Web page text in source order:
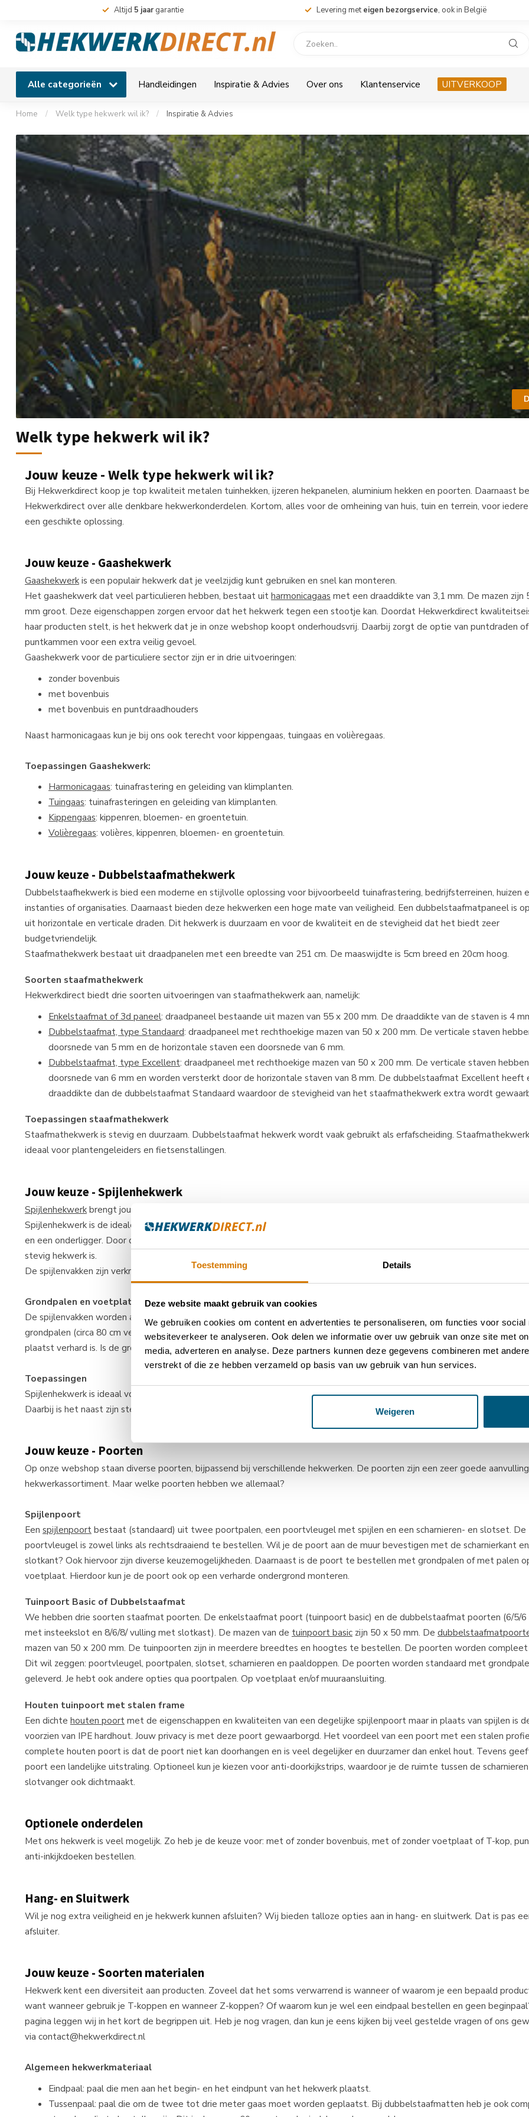
Toestemming Details
Deze website maakt gebruik van cookies
We gebruiken cookies om content en advertenties te personaliseren, om functies voor social
websiteverkeer te analyseren. Ook delen we informatie over uw gebruik van onze site met
media, adverteren en analyse. Deze partners kunnen deze gegevens combineren met
verstrekt of die ze hebben verzameld op basis van uw gebruik van hun services.
Weigeren
Altijd 5 jaargarantie Levering met eigen bezorgservice, ook in België
Alle categorieën Handleidingen Inspiratie & Advies Over ons Klantenservice UITVERKOOP
Home / Welk type hekwerk wil ik? / Inspiratie & Advies
Welk type hekwerk wil ik?
Jouw keuze - Welk type hekwerk wil ik?
Bij Hekwerkdirect koop je top kwaliteit metalen tuinhekken, ijzeren hekpanelen, aluminium hekken en poorten. Daarnaast
Hekwerkdirect over alle denkbare hekwerkonderdelen. Kortom, alles voor de omheining van huis, tuin en terrein, voor
een geschikte oplossing.
Jouw keuze - Gaashekwerk
Gaashekwerkis een populair hekwerk dat je veelzijdig kunt gebruiken en snel kan monteren.
Het gaashekwerk dat veel particulieren hebben, bestaat uitharmonicagaas met een draaddikte van 3,1 mm. De mazen zijn
mm groot. Deze eigenschappen zorgen ervoor dat het hekwerk tegen een stootje kan. Doordat Hekwerkdirect
haar producten stelt, is het hekwerk dat je in onze webshop koopt onderhoudsvrij. Daarbij zorgt de optie van puntdraden of
puntkammen voor een extra veilig gevoel.
Gaashekwerk voor de particuliere sector zijn er in drie uitvoeringen:
zonder bovenbuis
met bovenbuis
met bovenbuis en puntdraadhouders
Naast harmonicagaas kun je bij ons ook terecht voor kippengaas, tuingaas en volièregaas.
Toepassingen Gaashekwerk:
Harmonicagaas: tuinafrastering en geleiding van klimplanten.
Tuingaas: tuinafrasteringen en geleiding van klimplanten.
Kippengaas: kippenren, bloemen- en groentetuin.
Volièregaas: volières, kippenren, bloemen- en groentetuin.
Jouw keuze - Dubbelstaafmathekwerk
Dubbelstaafhekwerk is bied een moderne en stijlvolle oplossing voor bijvoorbeeld tuinafrastering, bedrijfsterreinen, huizen
instanties of organisaties. Daarnaast bieden deze hekwerken een hoge mate van veiligheid. Een dubbelstaafmatpaneel is
uit horizontale en verticale draden. Dit hekwerk is duurzaam en voor de kwaliteit en de stevigheid dat het biedt zeer
budgetvriendelijk.
Staafmathekwerk bestaat uit draadpanelen met een breedte van 251 cm. De maaswijdte is 5cm breed en 20cm hoog.
Soorten staafmathekwerk
Hekwerkdirect biedt drie soorten uitvoeringen van staafmathekwerk aan, namelijk:
Enkelstaafmat of 3d paneel: draadpaneel bestaande uit mazen van 55 x 200 mm. De draaddikte van de staven is 4
Dubbelstaafmat, type Standaard: draadpaneel met rechthoekige mazen van 50 x 200 mm. De verticale staven
doorsnede van 5 mm en de horizontale staven een doorsnede van 6 mm.
Dubbelstaafmat, type Excellent: draadpaneel met rechthoekige mazen van 50 x 200 mm. De verticale staven
doorsnede van 6 mm en worden versterkt door de horizontale staven van 8 mm. De dubbelstaafmat Excellent heeft
draaddikte dan de dubbelstaafmat Standaard waardoor de stevigheid van het staafmathekwerk extra wordt
Toepassingen staafmathekwerk
Staafmathekwerk is stevig en duurzaam. Dubbelstaafmat hekwerk wordt vaak gebruikt als erfafscheiding.
ideaal voor plantengeleiders en fietsenstallingen.
Jouw keuze - Spijlenhekwerk
Spijlenhekwerkbrengt jou veiligheid, privacy en elegantie.
Spijlenhekwerk is de ideale oplossing als je een elegant hekwerk met veel stevigheid wilt. De spijlen zijn verstevigd met
en een onderligger. Door de dikte van de spijlen, de boven- en de onderligger kan Hekwerkdirect je garanderen dat het een
stevig hekwerk is.
De spijlenvakken zijn verkrijgbaar in diverse hoogtes en kleuren (verzinkt en gecoat). De breedte van onze spijlenvakken
Grondpalen en voetplaten
De spijlenvakken worden aan de bijbehorende spijlenpalen bevestigd. De spijlenpalen zijn 60 x 60 mm Je hebt de keuze
grondpalen (circa 80 cm verlengd) of palen op voetplaat. Voetplaten kun je gebruiken wanneer de grond waarop je het
plaatst verhard is. Is de grond onverhard ofwel natuurlijk, dan kun je gebruik maken van palen zonder voetplaten.
Toepassingen
Spijlenhekwerk is ideaal voor de afrastering van jouw tuin, zwembad en vijver. Maar ook voor fietsenstallingen en
Daarbij is het naast zijn stevigheid erg veilig, vooral voor kinderen.
Jouw keuze - Poorten
Op onze webshop staan diverse poorten, bijpassend bij verschillende hekwerken. De poorten zijn een zeer goede
hekwerkassortiment. Maar welke poorten hebben we allemaal?
Spijlenpoort
Een spijlenpoortbestaat (standaard) uit twee poortpalen, een poortvleugel met spijlen en een scharnieren- en slotset. De
poortvleugel is zowel links als rechtsdraaiend te bestellen. Wil je de poort aan de muur bevestigen met de scharnierkant
slotkant? Ook hiervoor zijn diverse keuzemogelijkheden. Daarnaast is de poort te bestellen met grondpalen of met palen
voetplaat. Hierdoor kun je de poort ook op een verharde ondergrond monteren.
Tuinpoort Basic of Dubbelstaafmat
We hebben drie soorten staafmat poorten. De enkelstaafmat poort (tuinpoort basic) en de dubbelstaafmat poorten (6/5/6
met insteekslot en 8/6/8/ vulling met slotkast). De mazen van de tuinpoort basic zijn 50 x 50 mm. De
mazen van 50 x 200 mm. De tuinpoorten zijn in meerdere breedtes en hoogtes te bestellen. De poorten worden
Dit wil zeggen: poortvleugel, poortpalen, slotset, scharnieren en paaldoppen. De poorten worden standaard met
geleverd. Je hebt ook andere opties qua poortpalen. Op voetplaat en/of muuraansluiting.
Houten tuinpoort met stalen frame
Een dichte houten poortmet de eigenschappen en kwaliteiten van een degelijke spijlenpoort maar in plaats van spijlen is
voorzien van IPE hardhout. Jouw privacy is met deze poort gewaarborgd. Het voordeel van een poort met een stalen
complete houten poort is dat de poort niet kan doorhangen en is veel degelijker en duurzamer dan enkel hout. Tevens
poort een landelijke uitstraling. Optioneel kun je kiezen voor anti-doorkijkstrips, waardoor je de ruimte tussen de
slotvanger ook dichtmaakt.
Optionele onderdelen
Met ons hekwerk is veel mogelijk. Zo heb je de keuze voor: met of zonder bovenbuis, met of zonder voetplaat of T-kop,
anti-inkijkdoeken bestellen.
Hang- en Sluitwerk
Wil je nog extra veiligheid en je hekwerk kunnen afsluiten? Wij bieden talloze opties aan in hang- en sluitwerk. Dat is pas
afsluiter.
Jouw keuze - Soorten materialen
Hekwerk kent een diversiteit aan producten. Zoveel dat het soms verwarrend is wanneer of waarom je een bepaald
want wanneer gebruik je T-koppen en wanneer Z-koppen? Of waarom kun je wel een eindpaal bestellen en geen
pagina leggen wij in het kort de begrippen uit. Heb je nog vragen, dan kun je eens kijken bij veel gestelde vragen of ons
via contact@hekwerkdirect.nl
Algemeen hekwerkmateriaal
Eindpaal: paal die men aan het begin- en het eindpunt van het hekwerk plaatst.
Tussenpaal: paal die om de twee tot drie meter gaas moet worden geplaatst. Bij dubbelstaafmatten heb je ook